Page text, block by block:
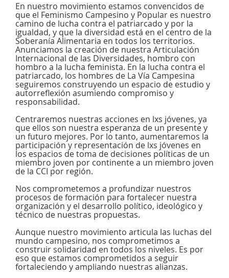
En nuestro movimiento estamos convencidos de
que el Feminismo Campesino y Popular es nuestro
camino de lucha contra el patriarcado y por la
igualdad, y que la diversidad está en el centro de la
Soberanía Alimentaria en todos los territorios.
Anunciamos la creación de nuestra Articulación
Internacional de las Diversidades, hombro con
hombro a la lucha feminista. En la lucha contra el
patriarcado, los hombres de La Vía Campesina
seguiremos construyendo un espacio de estudio y
autorreflexión asumiendo compromiso y
responsabilidad.
Centraremos nuestras acciones en lxs jóvenes, ya
que ellos son nuestra esperanza de un presente y
un futuro mejores. Por lo tanto, aumentaremos la
participación y representación de lxs jóvenes en
los espacios de toma de decisiones políticas de un
miembro joven por continente a un miembro joven
de la CCI por región.
Nos comprometemos a profundizar nuestros
procesos de formación para fortalecer nuestra
organización y el desarrollo político, ideológico y
técnico de nuestras propuestas.
Aunque nuestro movimiento articula las luchas del
mundo campesino, nos comprometimos a
construir solidaridad en todos los niveles. Es por
eso que estamos comprometidos a seguir
fortaleciendo y ampliando nuestras alianzas.